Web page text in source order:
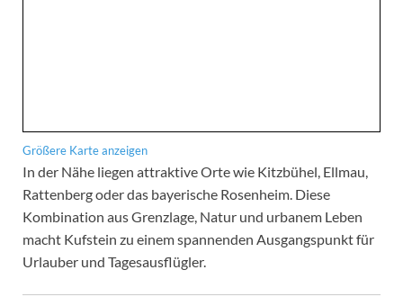
Größere Karte anzeigen
In der Nähe liegen attraktive Orte wie Kitzbühel, Ellmau,
Rattenberg oder das bayerische Rosenheim. Diese
Kombination aus Grenzlage, Natur und urbanem Leben
macht Kufstein zu einem spannenden Ausgangspunkt für
Urlauber und Tagesausflügler.